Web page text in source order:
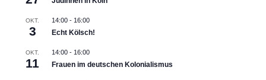
OKT.
3
14:00- 16:00
Echt Kölsch!
OKT.
11
14:00- 16:00
Frauen im deutschen Kolonialismus